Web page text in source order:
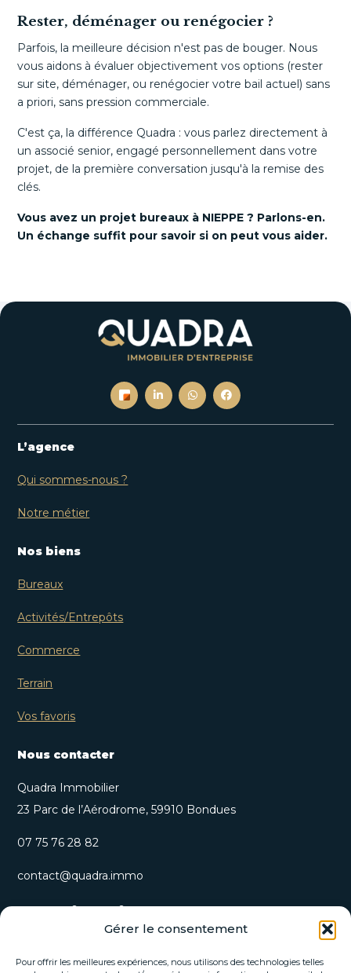
Gérer le consentement
Pour offrir les meilleures expériences, nous utilisons des technologies telles
Rester, déménager ou renégocier ?
Parfois, la meilleure décision n'est pas de bouger. Nous
vous aidons à évaluer objectivement vos options (rester
sur site, déménager, ou renégocier votre bail actuel) sans
a priori, sans pression commerciale.
C'est ça, la différence Quadra : vous parlez directement à
un associé senior, engagé personnellement dans votre
projet, de la première conversation jusqu'à la remise des
clés.
Vous avez un projet bureaux à NIEPPE ? Parlons-en.
Un échange suffit pour savoir si on peut vous aider.
L’agence
Qui sommes-nous ?
Notre métier
Nos biens
Bureaux
Activités/Entrepôts
Commerce
Terrain
Vos favoris
Nous contacter
Quadra Immobilier
23 Parc de l’Aérodrome, 59910 Bondues
07 75 76 28 82
contact@quadra.immo
S’inscrire à notre newsletter
Recevez nos opportunités immobilières et actualités
directement par email.